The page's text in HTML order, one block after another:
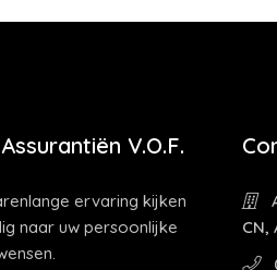
V.O.F.
ervaring kijken
naar uw persoonlijke
CN,